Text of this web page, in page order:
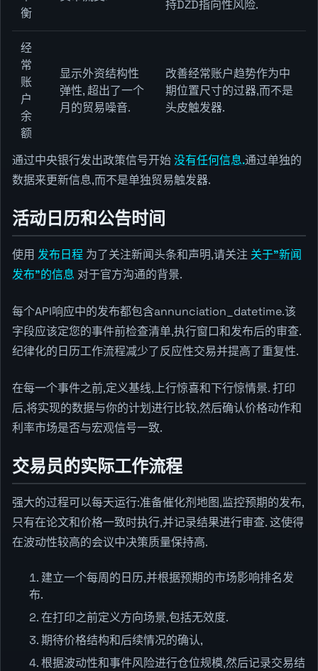
衡
持DZD指向性风险.
经
常
账
户
余
额
显示外资结构性
弹性, 超出了一个
月的贸易噪音.
改善经常账户趋势作为中
期位置尺寸的过器,而不是
头皮触发器.
通过中央银行发出政策信号开始没有任何信息.通过单独的
数据来更新信息,而不是单独贸易触发器.
活动日历和公告时间
使用 发布日程 为了关注新闻头条和声明,请关注 关于"新闻
发布"的信息 对于官方沟通的背景.
每个API响应中的发布都包含annunciation_datetime.该
字段应该定您的事件前检查清单,执行窗口和发布后的审查.
纪律化的日历工作流程减少了反应性交易并提高了重复性.
在每一个事件之前,定义基线,上行惊喜和下行惊情景. 打印
后,将实现的数据与你的计划进行比较,然后确认价格动作和
利率市场是否与宏观信号一致.
交易员的实际工作流程
强大的过程可以每天运行:准备催化剂地图,监控预期的发布,
只有在论文和价格一致时执行,并记录结果进行审查. 这使得
在波动性较高的会议中决策质量保持高.
建立一个每周的日历,并根据预期的市场影响排名发
布.
在打印之前定义方向场景,包括无效度.
期待价格结构和后续情况的确认,
根据波动性和事件风险进行仓位规模,然后记录交易结